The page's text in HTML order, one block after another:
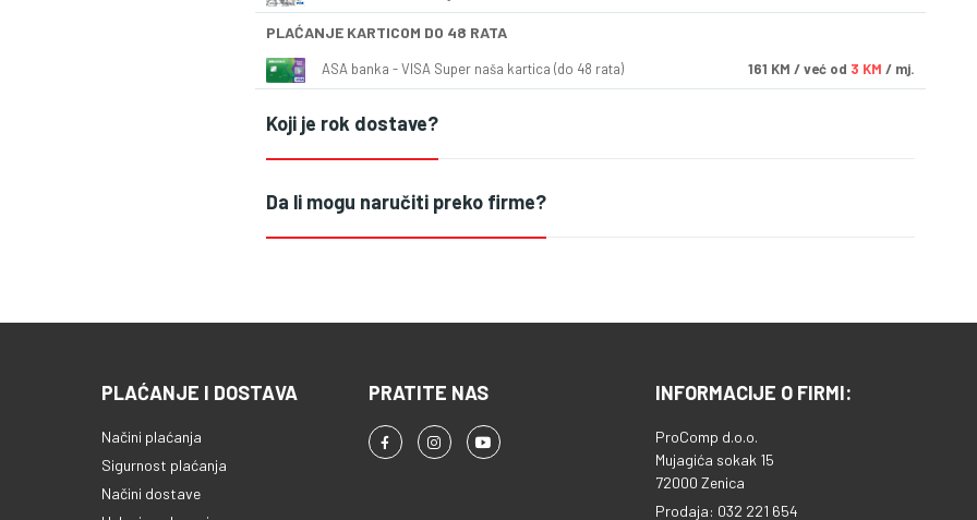
PLAĆANJE KARTICOM DO 48 RATA
ASA banka - VISA Super naša kartica (do 48 rata) 161 KM / već od 3 KM / mj.
Koji je rok dostave?
Da li mogu naručiti preko firme?
PLAĆANJE I DOSTAVA
Načini plaćanja
Sigurnost plaćanja
Načini dostave
PRATITE NAS INFORMACIJE O FIRMI:
ProComp d.o.o.
Mujagića sokak 15
72000 Zenica
Prodaja: 032 221 654